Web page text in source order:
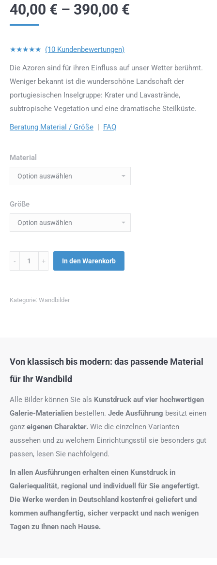
40,00 € – 390,00 €
★★★★★ (10 Kundenbewertungen)
Die Azoren sind für ihren Einfluss auf unser Wetter berühmt.
Weniger bekannt ist die wunderschöne Landschaft der
portugiesischen Inselgruppe: Krater und Lavastrände,
subtropische Vegetation und eine dramatische Steilküste.
Beratung Material / Größe | FAQ
Material
Größe
Menge In den Warenkorb
Kategorie: Wandbilder
Von klassisch bis modern: das passende Material
für Ihr Wandbild
Alle Bilder können Sie als Kunstdruck auf vier hochwertigen
Galerie-Materialien bestellen. Jede Ausführung besitzt einen
ganz eigenen Charakter. Wie die einzelnen Varianten
aussehen und zu welchem Einrichtungsstil sie besonders gut
passen, lesen Sie nachfolgend.
In allen Ausführungen erhalten einen Kunstdruck in
Galeriequalität, regional und individuell für Sie angefertigt.
Die Werke werden in Deutschland kostenfrei geliefert und
kommen aufhangfertig, sicher verpackt und nach wenigen
Tagen zu Ihnen nach Hause.